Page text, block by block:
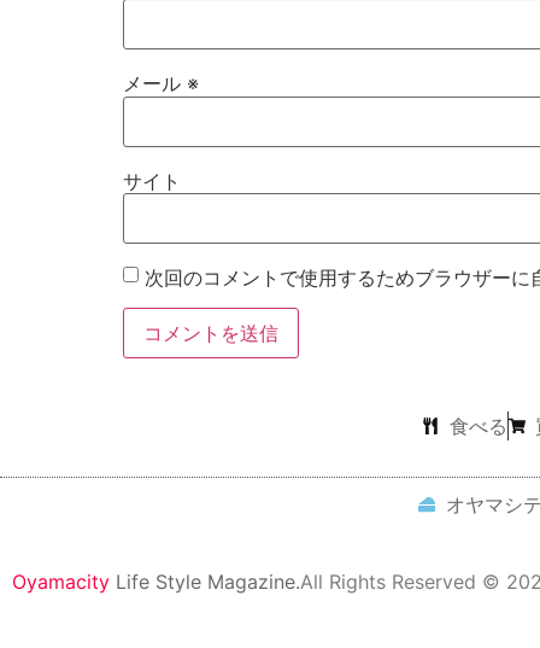
メール ※
サイト
次回のコメントで使用するためブラウザー
食べる
オヤマシ
Oyamacity Life Style Magazine.All Rights Reserved ©